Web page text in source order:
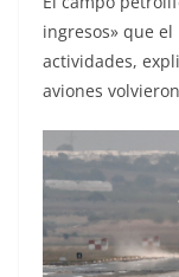
ingresos» que
actividades,
aviones